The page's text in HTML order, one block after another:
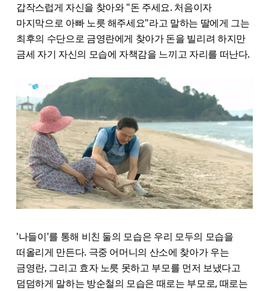
갑작스럽게 자신을 찾아와 "돈 주세요. 처음이자
마지막으로 아빠 노릇 해주세요"라고 말하는 딸에게 그는
최후의 수단으로 금영란에게 찾아가 돈을 빌리려 하지만
금세 자기 자신의 모습에 자책감을 느끼고 자리를 떠난다.
'나들이'를 통해 비친 둘의 모습은 우리 모두의 모습을
떠올리게 만든다. 극중 어머니의 산소에 찾아가 우는
금영란, 그리고 효자 노릇 못하고 부모를 먼저 보냈다고
덤덤하게 말하는 방순철의 모습은 때로는 부모로, 때로는